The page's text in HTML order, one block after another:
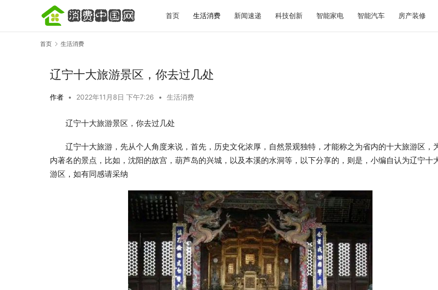
首页 生活消费 新闻速递 科技创新 智能家电 智能汽车 房产装修
首页 生活消费
辽宁十大旅游景区，你去过几处
作者 • 2022年11月8日 下午7:26 • 生活消费
辽宁十大旅游景区，你去过几处
辽宁十大旅游，先从个人角度来说，首先，历史文化浓厚，自然景观独特，才能称之为省内的十大旅游区，
内著名的景点，比如，沈阳的故宫，葫芦岛的兴城，以及本溪的水洞等，以下分享的，则是，小编自认为辽宁十
游区，如有同感请采纳